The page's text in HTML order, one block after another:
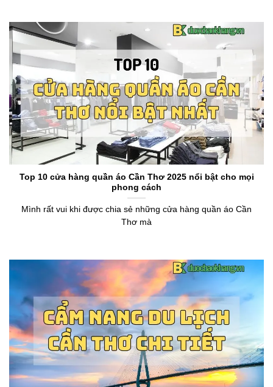
Top 10 cửa hàng quần áo Cần Thơ 2025 nổi bật cho mọi
phong cách
Mình rất vui khi được chia sẻ những cửa hàng quần áo Cần
Thơ mà